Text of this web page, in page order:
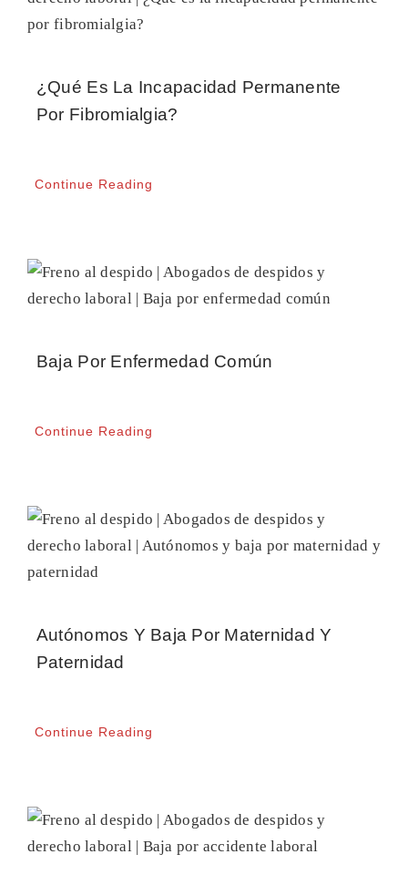
CONTACTO
¿Qué Es La Incapacidad Permanente
Por Fibromialgia?
Continue Reading
Baja Por Enfermedad Común
Continue Reading
Autónomos Y Baja Por Maternidad Y
Paternidad
Continue Reading